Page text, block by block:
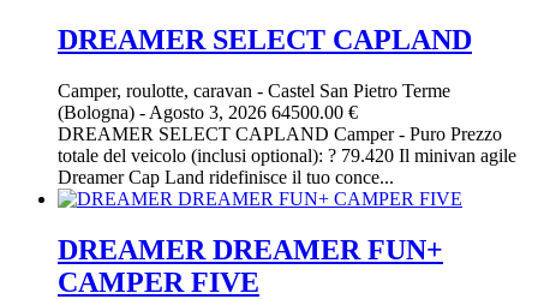
DREAMER SELECT CAPLAND
Camper, roulotte, caravan - Castel San Pietro Terme
(Bologna) - Agosto 3, 2026 64500.00 €
DREAMER SELECT CAPLAND Camper - Puro Prezzo
totale del veicolo (inclusi optional): ? 79.420 Il minivan agile
Dreamer Cap Land ridefinisce il tuo conce...
DREAMER DREAMER FUN+
CAMPER FIVE